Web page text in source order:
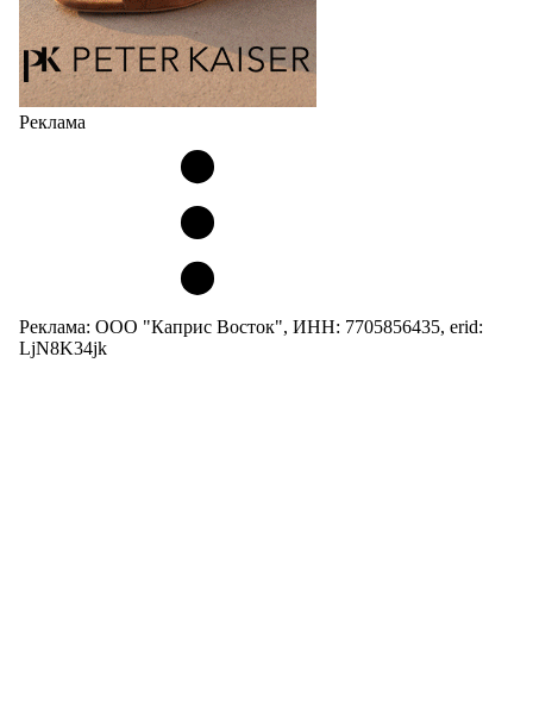
Реклама
Реклама: ООО "Каприс Восток", ИНН: 7705856435, erid:
LjN8K34jk